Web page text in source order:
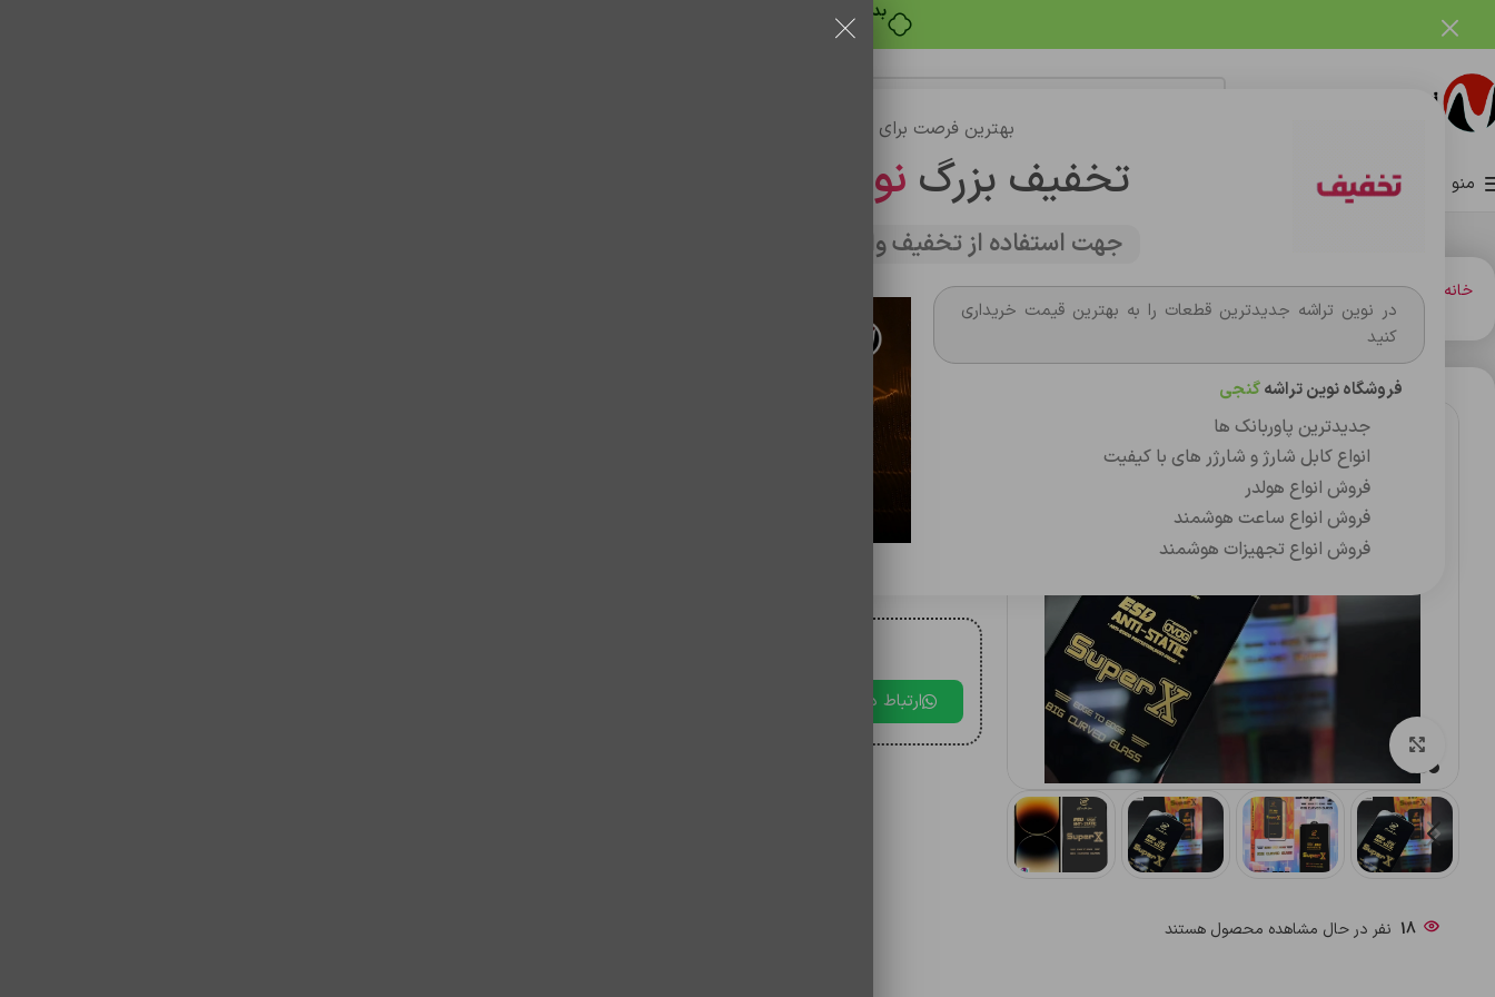
بهترین فرصت برای خرید
تخفیف بزرگ نوین تراشه
جهت استفاده از تخفیف وارد سایت شوید
در نوین تراشه جدیدترین قطعات را به بهترین قیمت خریداری
کنید
فروشگاه نوین تراشهگنجی
جدیدترین پاوربانک ها
انواع کابل شارژ و شارژر های با کیفیت
فروش انواع هولدر
فروش انواع ساعت هوشمند
فروش انواع تجهیزات هوشمند
بدون ضامن، بدون سود
منو صفحه اصلیفروشگاه
خانه گارد و محافظ صفحه گوشي محافظ صفحه گوشي گلس superx esd a31/a32/a33
18 نفر در حال مشاهده محصول هستند
گلس گوشی Super X a31/a32/a22 4g/m32
ارتباط در بله
فروشگاه نوین تراشه گنجی